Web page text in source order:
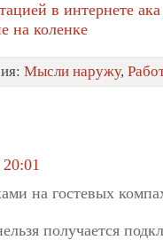
в интернете
на коленке
Мысли наружу,
на гостевых
получается